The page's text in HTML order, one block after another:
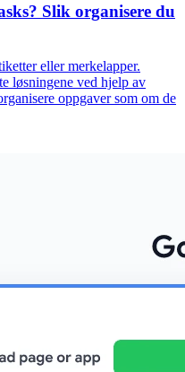
Slik organisere du
eller merkelapper.
løsningene ved hjelp av
oppgaver som om de